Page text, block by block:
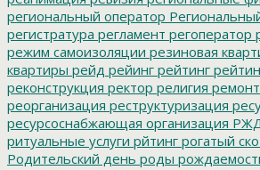
региональный оператор
регистратура регламент регоператор
режим самоизоляции резиновая
квартиры рейд рейинг рейтинг
реконструкция ректор религия ремонт
реорганизация реструктуризация
ресурсоснабжающая организация РЖД
ритуальные услуги рйтинг рогатый
Родительский день роды